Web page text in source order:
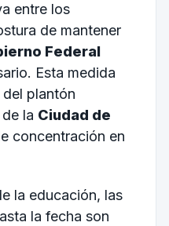
entre los
de mantener
Federal
Esta medida
plantón
de la Ciudad de
concentración en
la educación, las
la fecha son